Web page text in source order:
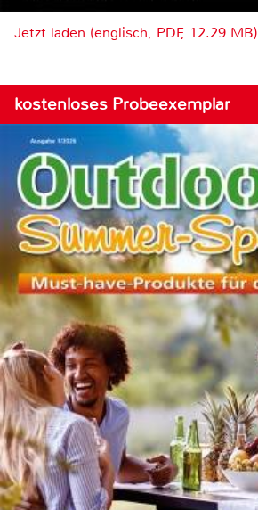
Jetzt laden (englisch, PDF, 12.29 MB)
kostenloses Probeexemplar